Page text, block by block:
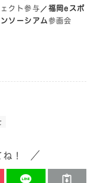
クト参与 ／福岡eスポ
ソーシアム 参画会
！